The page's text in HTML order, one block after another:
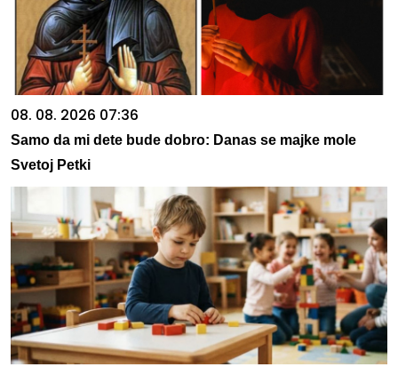
08. 08. 2026 07:36
Samo da mi dete bude dobro: Danas se majke mole
Svetoj Petki